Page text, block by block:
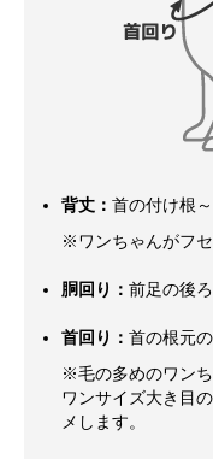
背丈： 首の付け根
※ワンちゃんがフセ
胴回り： 前足の後
首回り： 首の根元
※毛の多めのワンち
ワンサイズ大き目
メします。